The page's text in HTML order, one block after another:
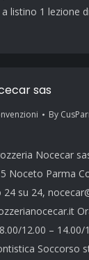
listino 1 lezione
sas
By
Nocecar
Noceto Parma
su 24,
12.00 – 14.00/
Soccorso